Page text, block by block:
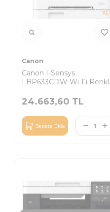
Canon
Canon I-Sensys
LBP633CDW Wi-Fi Renkli
24.663,60 TL
Sepete Ekle